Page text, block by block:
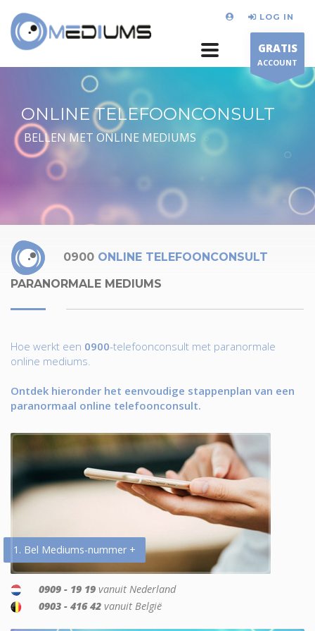
LOG IN
GRATIS
ACCOUNT
ONLINE TELEFOONCONSULT
BELLEN MET ONLINE MEDIUMS
0900 ONLINE TELEFOONCONSULT
PARANORMALE MEDIUMS
Hoe werkt een 0900-telefoonconsult met paranormale
online mediums.
Ontdek hieronder het eenvoudige stappenplan van een
paranormaal online telefoonconsult.
1. Bel Mediums-nummer +
0909 - 19 19 vanuit Nederland
0903 - 416 42 vanuit België